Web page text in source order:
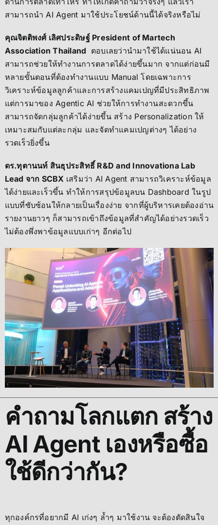
สามารถนำ AI Agent มาใช้ประโยชน์ด้านนี้ได้จริงหรือไม่
คุณจิตติพงศ์ เลิศประดิษฐ์ President of Martech
Association Thailand ตอบเลยว่านำมาใช้ได้แน่นอน AI
สามารถช่วยให้ทำงานการตลาดได้ง่ายขึ้นมาก จากแต่ก่อนมี
หลายขั้นตอนที่ต้องทำงานแบบ Manual โดยเฉพาะการ
วิเคราะห์ข้อมูลลูกค้าและการสร้างแคมเปญที่มีประสิทธิภาพ
แต่การมาของ Agentic AI ช่วยให้การทำงานสะดวกขึ้น
สามารถจัดกลุ่มลูกค้าได้ง่ายขึ้น สร้าง Personalization ให้
เหมาะสมกับแต่ละกลุ่ม และจัดทำแคมเปญต่างๆ ได้อย่าง
รวดเร็วยิ่งขึ้น
ดร.ทุตานนท์ สินธุประสิทธิ์ R&D and Innovationa Lab
Lead จาก SCBX เสริมว่า AI Agent สามารถวิเคราะห์ข้อมูล
ได้ง่ายและเร็วขึ้น ทำให้การสรุปข้อมูลบน Dashboard ในรูป
แบบที่ซับซ้อนให้กลายเป็นเรื่องง่าย จากที่ผู้บริหารเคยต้องอ่าน
รายงานยาวๆ ก็สามารถเข้าถึงข้อมูลที่สำคัญได้อย่างรวดเร็ว
ไม่ต้องพึ่งพาข้อมูลแบบเก่าๆ อีกต่อไป
คำถามโลกแตก สร้าง
AI Agent เองหรือซื้อ
ใช้ดีกว่ากัน?
ทุกองค์กรที่อยากมี AI เก่งๆ ล้ำๆ มาใช้งาน จะต้องตัดสินใจ